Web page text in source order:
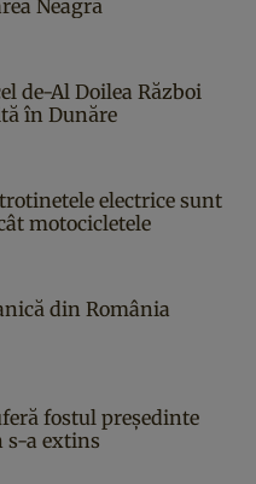
Neagră
de-Al Doilea Război
în Dunăre
electrice sunt
motocicletele
din România
fostul președinte
s-a extins